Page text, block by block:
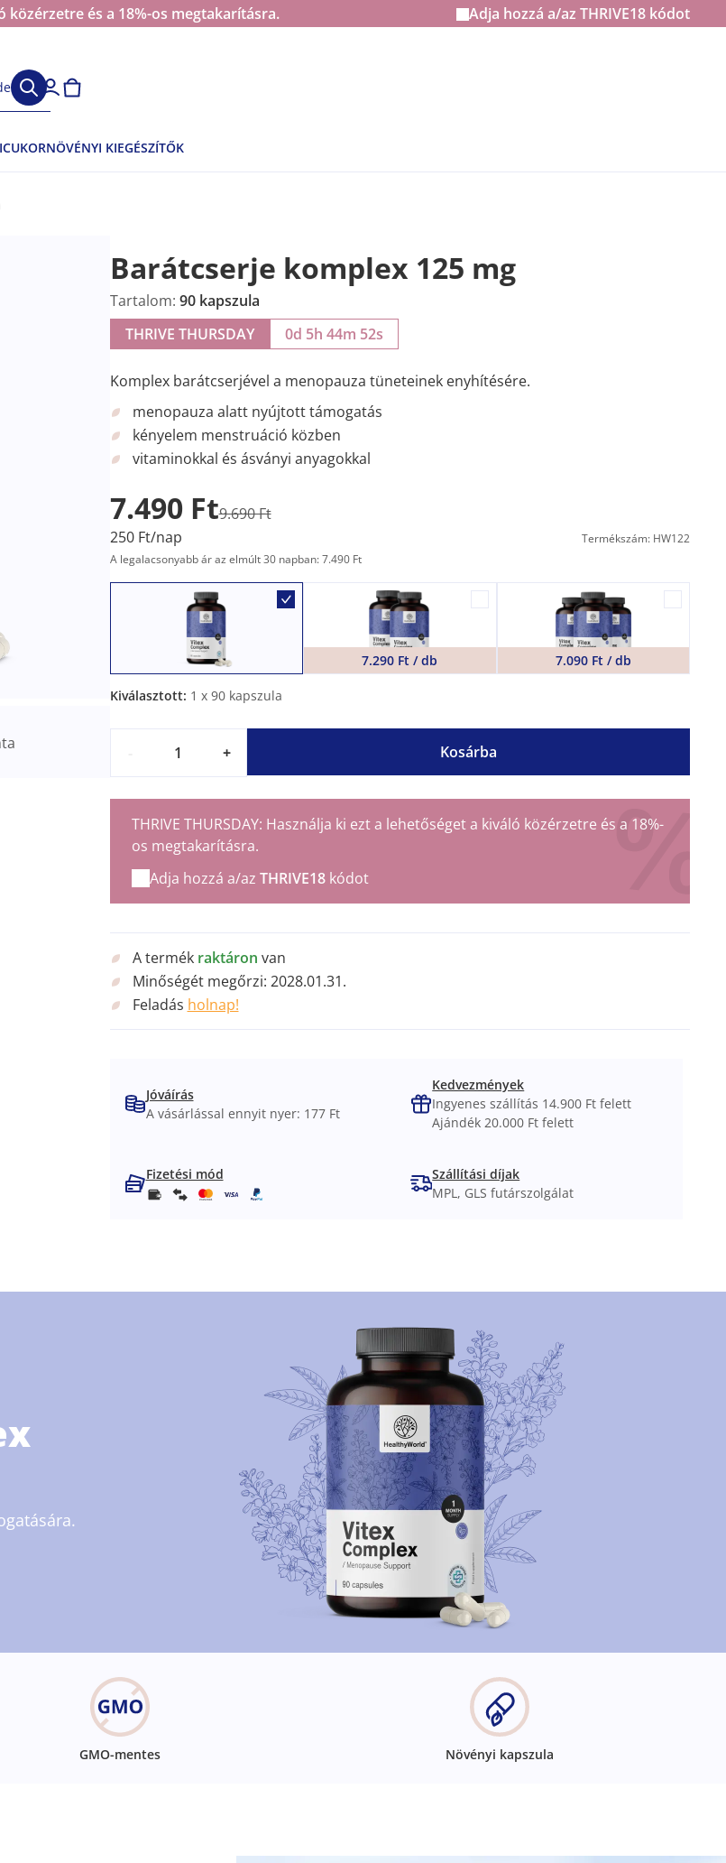
közérzetre és a 18%-os megtakarításra. Adja hozzá a/az THRIVE18 kódot
NÖVÉNYI KIEGÉSZÍTŐK
Barátcserje komplex 125 mg
Tartalom: 90 kapszula
THRIVE THURSDAY
0d 5h 44m 51s
Komplex barátcserjével a menopauza tüneteinek enyhítésére.
menopauza alatt nyújtott támogatás
kényelem menstruáció közben
vitaminokkal és ásványi anyagokkal
7.490 Ft9.690 Ft
250 Ft/nap
Termékszám: HW122
A legalacsonyabb ár az elmúlt 30 napban: 7.490 Ft
7.290 Ft / db 7.090 Ft / db
Kiválasztott: 1 x 90 kapszula
+ Kosárba
THRIVE THURSDAY: Használja ki ezt a lehetőséget a kiváló közérzetre és a 18%-
os megtakarításra.
Adja hozzá a/az THRIVE18kódot
A termék raktáron van
Minőségét megőrzi: 2028.01.31.
Feladás holnap!
Jóváírás
A vásárlással ennyit nyer: 177 Ft
Kedvezmények
Ingyenes szállítás 14.900 Ft felett
Ajándék 20.000 Ft felett
Fizetési mód
Szállítási díjak
MPL, GLS futárszolgálat
GMO-mentes Növényi kapszula